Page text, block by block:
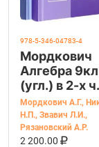
978-5-346-04783-4
Мордкович
Алгебра
(угл.) в 2-х ч.
ФГОС
(Мнемозина)
Мордкович А.Г.,
Н.П., Звавич Л.И.,
Рязановский А.Р.
2 200.00
В КОРЗИНУ